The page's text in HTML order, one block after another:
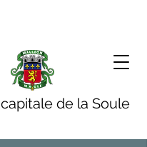
capitale de la Soule